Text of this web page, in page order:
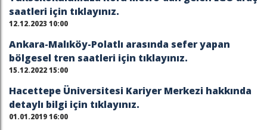
saatleri için tıklayınız.
12.12.2023 10:00
Ankara-Malıköy-Polatlı arasında sefer yapan
bölgesel tren saatleri için tıklayınız.
15.12.2022 15:00
Hacettepe Üniversitesi Kariyer Merkezi hakkında
detaylı bilgi için tıklayınız.
01.01.2019 16:00